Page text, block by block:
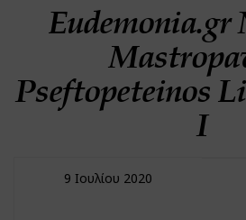
Eudemonia.gr
Pseftopeteinos
I
9 Ιουλίου 2020